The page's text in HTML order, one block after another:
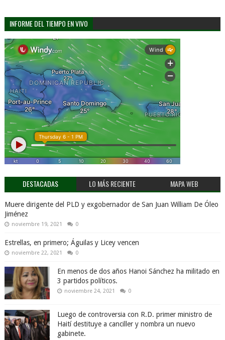
INFORME DEL TIEMPO EN VIVO
DESTACADAS LO MÁS RECIENTE MAPA WEB
Muere dirigente del PLD y exgobernador de San Juan William De Óleo
Jiménez
noviembre 19, 2021 0
Estrellas, en primero; Águilas y Licey vencen
noviembre 22, 2021 0
En menos de dos años Hanoi Sánchez ha militado en
3 partidos políticos.
noviembre 24, 2021 0
Luego de controversia con R.D. primer ministro de
Haití destituye a canciller y nombra un nuevo
gabinete.